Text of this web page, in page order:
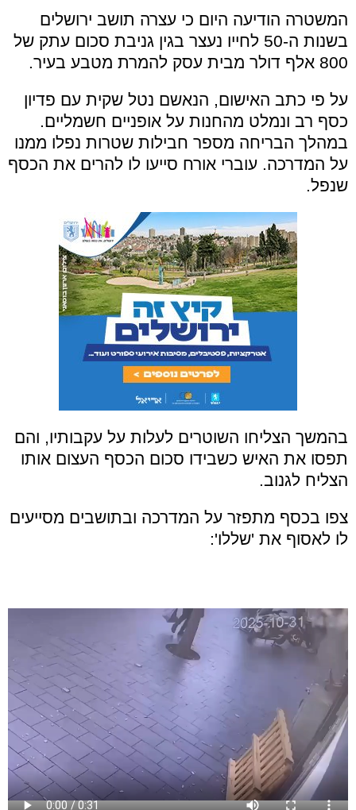
המשטרה הודיעה היום כי עצרה תושב ירושלים
בשנות ה-50 לחייו נעצר בגין גניבת סכום עתק של
800 אלף דולר מבית עסק להמרת מטבע בעיר.
​על פי כתב האישום, הנאשם נטל שקית עם פדיון
כסף רב ונמלט מהחנות על אופניים חשמליים.
במהלך הבריחה מספר חבילות שטרות נפלו ממנו
על המדרכה. עוברי אורח סייעו לו להרים את הכסף
שנפל.
בהמשך הצליחו השוטרים לעלות על עקבותיו, והם
תפסו את האיש כשבידו סכום הכסף העצום אותו
הצליח לגנוב.
צפו בכסף מתפזר על המדרכה ובתושבים מסייעים
לו לאסוף את 'שללו':